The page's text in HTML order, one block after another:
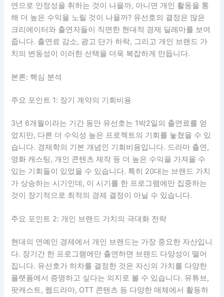
연으로 안정성을 취하는 것이 나을까, 아니면 개인 활동을 통
해 더 높은 수익을 노릴 것이 나을까? 유선호의 결정은 많은
크리에이터와 출연자들이 직면한 현대적 경제 딜레마를 보여
줍니다. 출연료 감소, 광고 단가 하락, 그리고 개인 브랜드 가
치의 변동성이 이러한 선택을 더욱 복잡하게 만듭니다.
본론: 핵심 분석
주요 포인트 1: 장기 계약의 기회비용
3년 6개월이라는 기간 동안 유선호는 1박2일의 출연료를 얻
었지만, 다른 더 수익성 높은 프로젝트의 기회를 놓쳤을 수 있
습니다. 경제학의 기본 개념인 기회비용입니다. 드라마 출연,
영화 캐스팅, 개인 콘텐츠 제작 등 더 높은 수익을 가져올 수
있는 기회들이 있었을 수 있습니다. 특히 20대는 브랜드 가치
가 상승하는 시기인데, 이 시기를 한 프로그램에만 집중하는
것이 장기적으로 최적의 경제 결정이 아닐 수 있습니다.
주요 포인트 2: 개인 브랜드 가치의 극대화 전략
현대의 연예인 경제에서 개인 브랜드는 가장 중요한 자산입니
다. 장기간 한 프로그램에만 출연하면 브랜드 다양성이 떨어
집니다. 유선호가 하차를 결정한 것은 자신의 가치를 다양한
플랫폼에서 증명하고 싶다는 의지로 볼 수 있습니다. 유튜브,
팟캐스트, 웹드라마, OTT 콘텐츠 등 다양한 매체에서 활동하